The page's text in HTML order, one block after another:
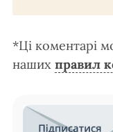
*Ці коментарі
наших правил